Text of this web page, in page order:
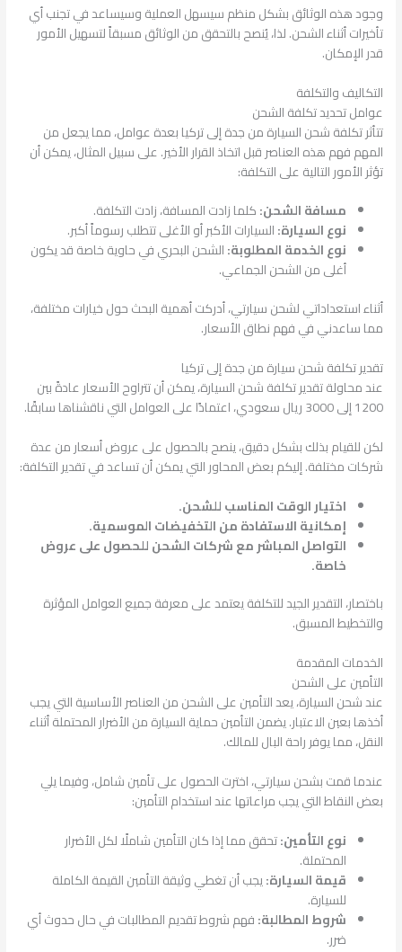
وجود هذه الوثائق بشكل منظم سيسهل العملية وسيساعد في تجنب أي
تأخيرات أثناء الشحن. لذا، يُنصح بالتحقق من الوثائق مسبقاً لتسهيل الأمور
قدر الإمكان.
التكاليف والتكلفة
عوامل تحديد تكلفة الشحن
تتأثر تكلفة شحن السيارة من جدة إلى تركيا بعدة عوامل، مما يجعل من
المهم فهم هذه العناصر قبل اتخاذ القرار الأخير. على سبيل المثال، يمكن أن
تؤثر الأمور التالية على التكلفة:
مسافة الشحن:كلما زادت المسافة، زادت التكلفة.
نوع السيارة:السيارات الأكبر أو الأغلى تتطلب رسوماً أكبر.
نوع الخدمة المطلوبة:الشحن البحري في حاوية خاصة قد يكون
أغلى من الشحن الجماعي.
أثناء استعداداتي لشحن سيارتي، أدركت أهمية البحث حول خيارات مختلفة،
مما ساعدني في فهم نطاق الأسعار.
تقدير تكلفة شحن سيارة من جدة إلى تركيا
عند محاولة تقدير تكلفة شحن السيارة، يمكن أن تتراوح الأسعار عادةً بين
1200 إلى 3000 ريال سعودي، اعتمادًا على العوامل التي ناقشناها سابقًا.
لكن للقيام بذلك بشكل دقيق، ينصح بالحصول على عروض أسعار من عدة
شركات مختلفة. إليكم بعض المحاور التي يمكن أن تساعد في تقدير التكلفة:
اختيار الوقت المناسب للشحن.
إمكانية الاستفادة من التخفيضات الموسمية.
التواصل المباشر مع شركات الشحن للحصول على عروض
خاصة.
باختصار، التقدير الجيد للتكلفة يعتمد على معرفة جميع العوامل المؤثرة
والتخطيط المسبق.
الخدمات المقدمة
التأمين على الشحن
عند شحن السيارة، يعد التأمين على الشحن من العناصر الأساسية التي يجب
أخذها بعين الاعتبار. يضمن التأمين حماية السيارة من الأضرار المحتملة أثناء
النقل، مما يوفر راحة البال للمالك.
عندما قمت بشحن سيارتي، اخترت الحصول على تأمين شامل، وفيما يلي
بعض النقاط التي يجب مراعاتها عند استخدام التأمين:
نوع التأمين:تحقق مما إذا كان التأمين شاملًا لكل الأضرار
المحتملة.
قيمة السيارة:يجب أن تغطي وثيقة التأمين القيمة الكاملة
للسيارة.
شروط المطالبة:فهم شروط تقديم المطالبات في حال حدوث أي
ضرر.